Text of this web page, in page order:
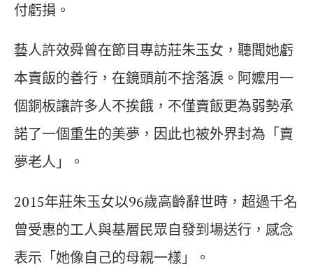
付虧損。
藝人許效舜曾在節目專訪莊朱玉女，聽聞她虧
本賣飯的善行，在鏡頭前不捨落淚。阿嬤用一
個銅板讓許多人不挨餓，不僅賣飯更為弱勢承
諾了一個重生的美夢，因此也被外界封為「賣
夢老人」。
2015年莊朱玉女以96歲高齡辭世時，超過千名
曾受惠的工人與基層民眾自發到場送行，感念
表示「她像自己的母親一樣」。